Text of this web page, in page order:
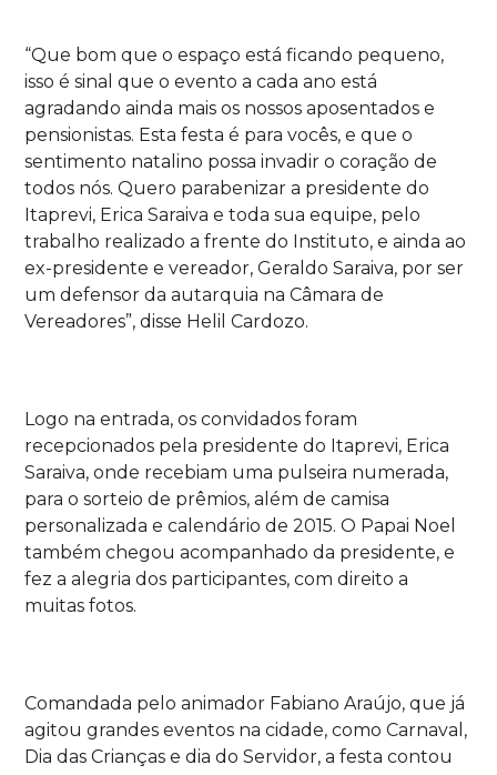
“Que bom que o espaço está ficando pequeno,
isso é sinal que o evento a cada ano está
agradando ainda mais os nossos aposentados e
pensionistas. Esta festa é para vocês, e que o
sentimento natalino possa invadir o coração de
todos nós. Quero parabenizar a presidente do
Itaprevi, Erica Saraiva e toda sua equipe, pelo
trabalho realizado a frente do Instituto, e ainda ao
ex-presidente e vereador, Geraldo Saraiva, por ser
um defensor da autarquia na Câmara de
Vereadores”, disse Helil Cardozo.
Logo na entrada, os convidados foram
recepcionados pela presidente do Itaprevi, Erica
Saraiva, onde recebiam uma pulseira numerada,
para o sorteio de prêmios, além de camisa
personalizada e calendário de 2015. O Papai Noel
também chegou acompanhado da presidente, e
fez a alegria dos participantes, com direito a
muitas fotos.
Comandada pelo animador Fabiano Araújo, que já
agitou grandes eventos na cidade, como Carnaval,
Dia das Crianças e dia do Servidor, a festa contou